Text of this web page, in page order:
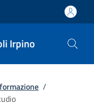
Irpino
/